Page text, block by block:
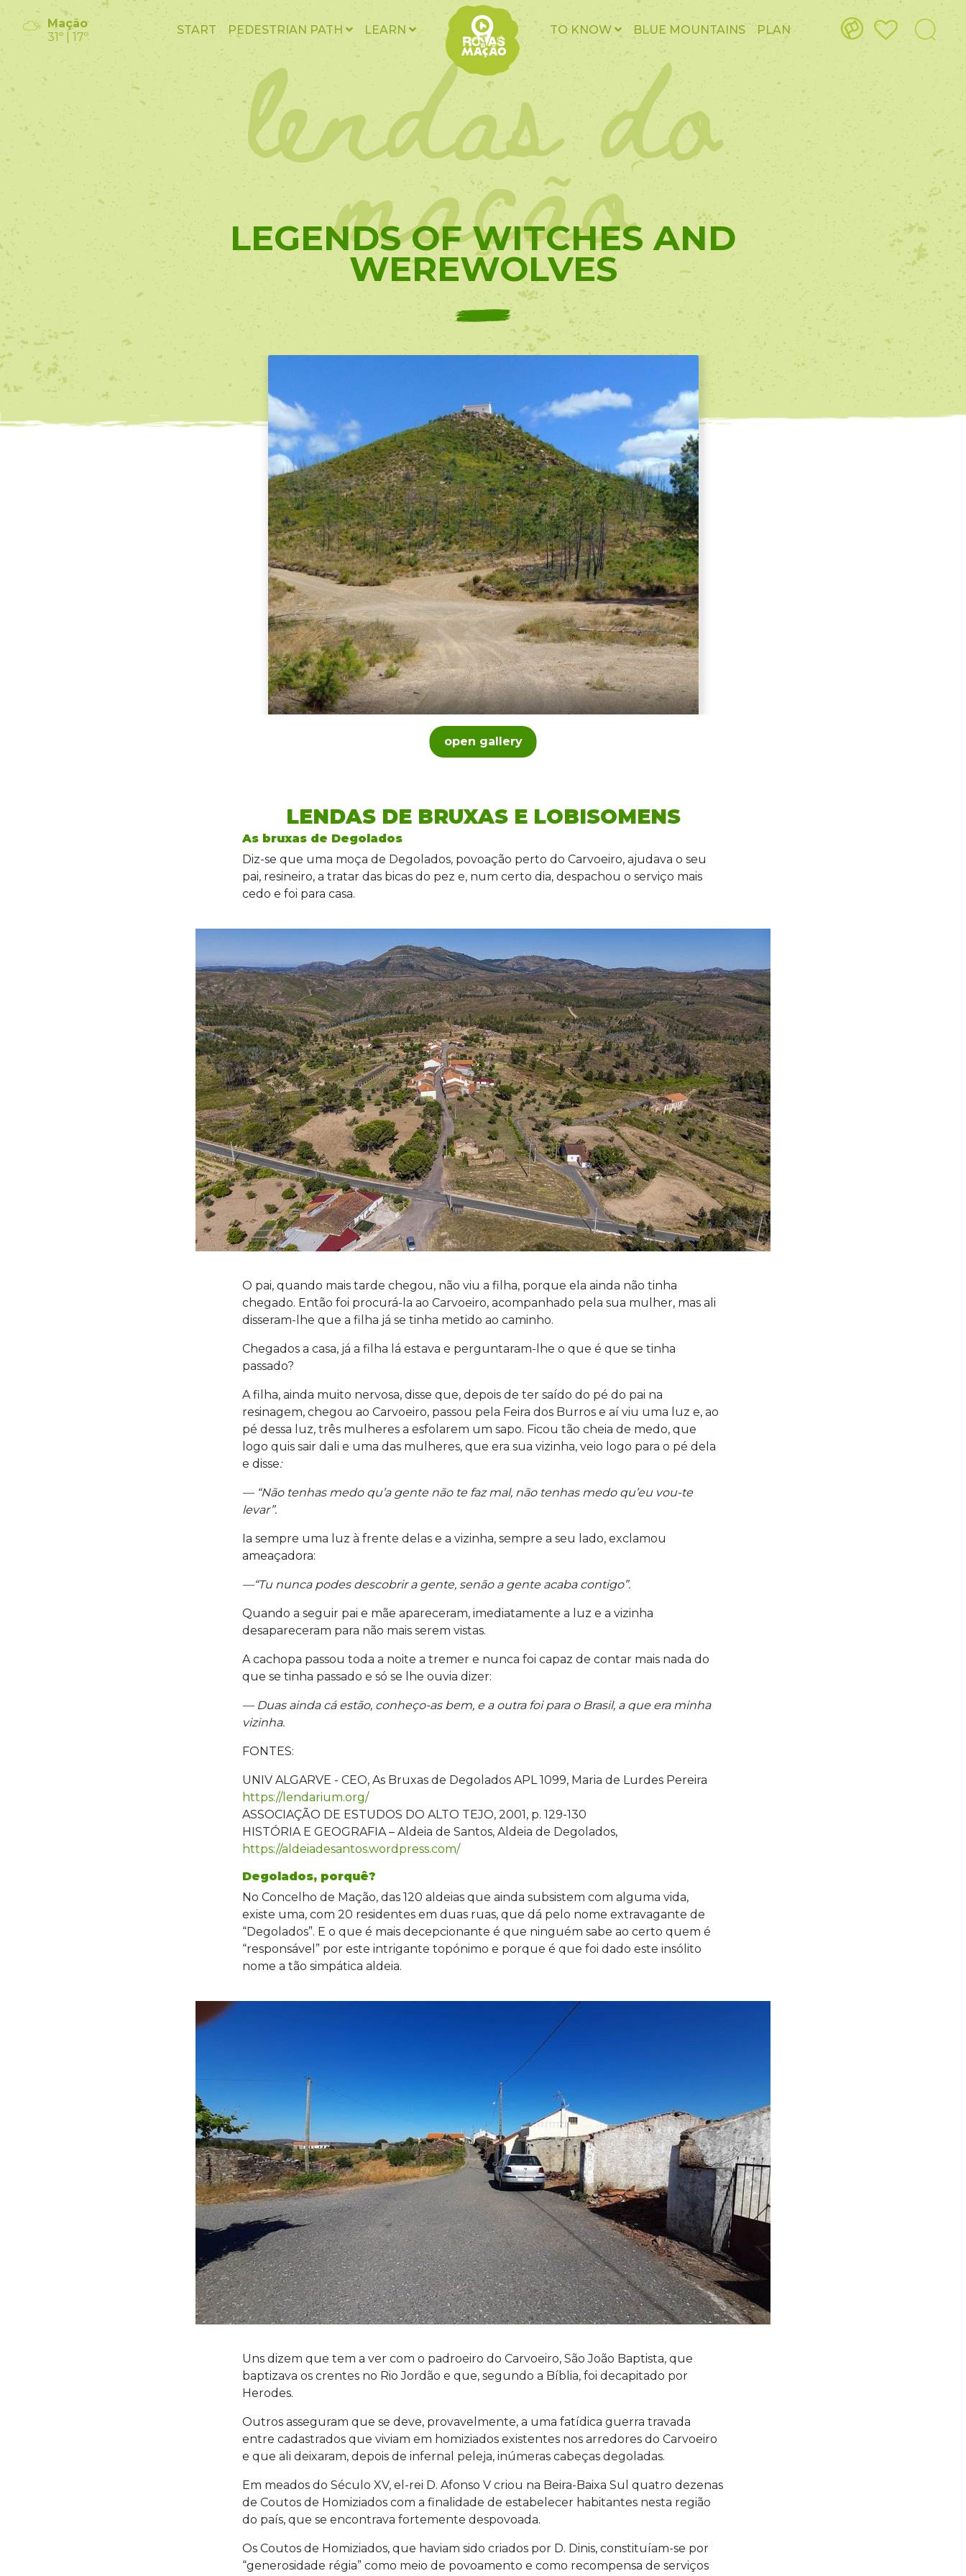
Mação
31º | 17º
START PEDESTRIAN PATH LEARN TO KNOW BLUE MOUNTAINS PLAN
lendas do
mação
LEGENDS OF WITCHES AND
WEREWOLVES
open gallery
LENDAS DE BRUXAS E LOBISOMENS
As bruxas de Degolados
Diz-se que uma moça de Degolados, povoação perto do Carvoeiro, ajudava o seu
pai, resineiro, a tratar das bicas do pez e, num certo dia, despachou o serviço mais
cedo e foi para casa.
O pai, quando mais tarde chegou, não viu a filha, porque ela ainda não tinha
chegado. Então foi procurá-la ao Carvoeiro, acompanhado pela sua mulher, mas ali
disseram-lhe que a filha já se tinha metido ao caminho.
Chegados a casa, já a filha lá estava e perguntaram-lhe o que é que se tinha
passado?
A filha, ainda muito nervosa, disse que, depois de ter saído do pé do pai na
resinagem, chegou ao Carvoeiro, passou pela Feira dos Burros e aí viu uma luz e, ao
pé dessa luz, três mulheres a esfolarem um sapo. Ficou tão cheia de medo, que
logo quis sair dali e uma das mulheres, que era sua vizinha, veio logo para o pé dela
e disse:
— “Não tenhas medo qu’a gente não te faz mal, não tenhas medo qu’eu vou-te
levar”.
Ia sempre uma luz à frente delas e a vizinha, sempre a seu lado, exclamou
ameaçadora:
—“Tu nunca podes descobrir a gente, senão a gente acaba contigo”.
Quando a seguir pai e mãe apareceram, imediatamente a luz e a vizinha
desapareceram para não mais serem vistas.
A cachopa passou toda a noite a tremer e nunca foi capaz de contar mais nada do
que se tinha passado e só se lhe ouvia dizer:
— Duas ainda cá estão, conheço-as bem, e a outra foi para o Brasil, a que era minha
vizinha.
FONTES:
UNIV ALGARVE - CEO, As Bruxas de Degolados APL 1099, Maria de Lurdes Pereira
https://lendarium.org/
ASSOCIAÇÃO DE ESTUDOS DO ALTO TEJO, 2001, p. 129-130
HISTÓRIA E GEOGRAFIA – Aldeia de Santos, Aldeia de Degolados,
https://aldeiadesantos.wordpress.com/
Degolados, porquê?
No Concelho de Mação, das 120 aldeias que ainda subsistem com alguma vida,
existe uma, com 20 residentes em duas ruas, que dá pelo nome extravagante de
“Degolados”. E o que é mais decepcionante é que ninguém sabe ao certo quem é
“responsável” por este intrigante topónimo e porque é que foi dado este insólito
nome a tão simpática aldeia.
Uns dizem que tem a ver com o padroeiro do Carvoeiro, São João Baptista, que
baptizava os crentes no Rio Jordão e que, segundo a Bíblia, foi decapitado por
Herodes.
Outros asseguram que se deve, provavelmente, a uma fatídica guerra travada
entre cadastrados que viviam em homiziados existentes nos arredores do Carvoeiro
e que ali deixaram, depois de infernal peleja, inúmeras cabeças degoladas.
Em meados do Século XV, el-rei D. Afonso V criou na Beira-Baixa Sul quatro dezenas
de Coutos de Homiziados com a finalidade de estabelecer habitantes nesta região
do país, que se encontrava fortemente despovoada.
Os Coutos de Homiziados, que haviam sido criados por D. Dinis, constituíam-se por
“generosidade régia” como meio de povoamento e como recompensa de serviços